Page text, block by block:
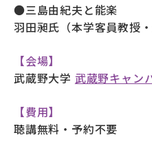
●三島由紀夫と能楽
羽田昶氏（本学客員教授
【会場】
武蔵野大学 武蔵野キャン
【費用】
聴講無料・予約不要